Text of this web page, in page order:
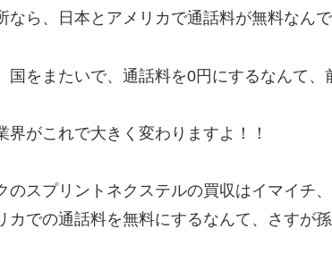
なら、日本とアメリカで通話料が無料なんで
国をまたいで、通話料を0円にするなんて、
界がこれで大きく変わりますよ！！
のスプリントネクステルの買収はイマイチ
カでの通話料を無料にするなんて、さすが孫